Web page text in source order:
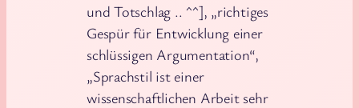
und Totschlag .. ^^], „richtiges
Gespür für Entwicklung einer
schlüssigen Argumentation“,
„Sprachstil ist einer
wissenschaftlichen Arbeit sehr